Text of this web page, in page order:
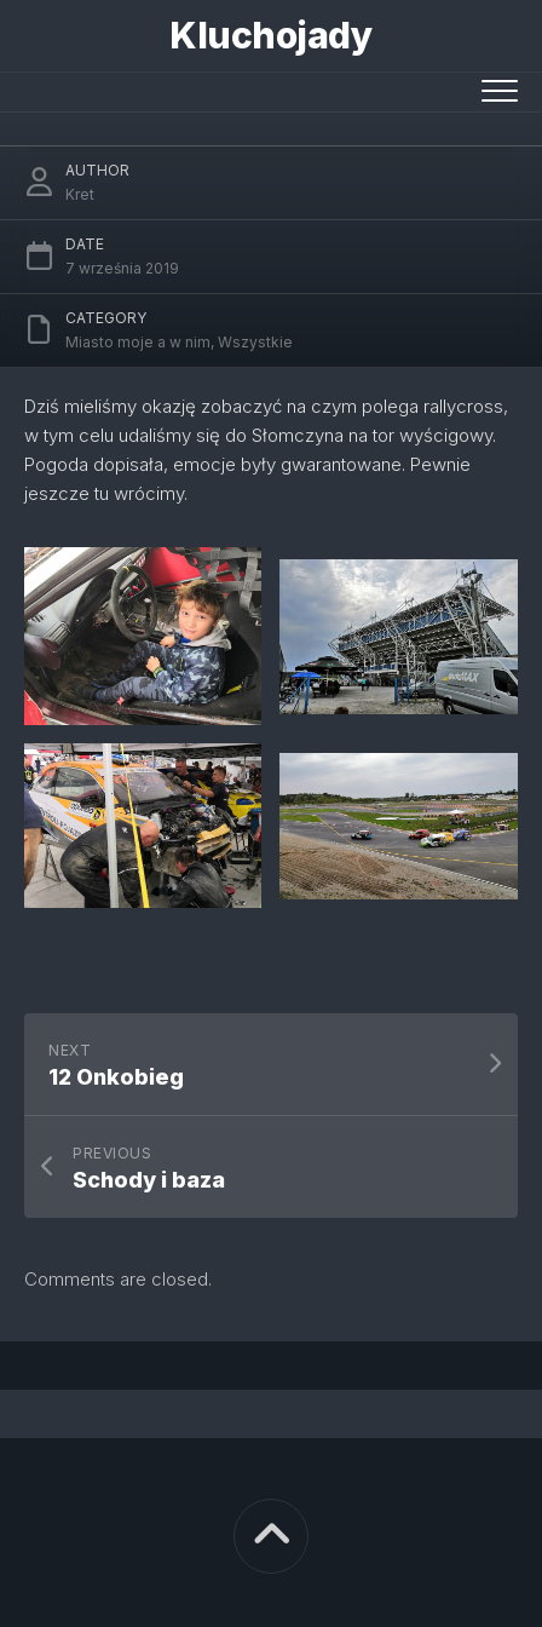
Kluchojady
AUTHOR
Kret
DATE
7 września 2019
CATEGORY
Miasto moje a w nim, Wszystkie
Dziś mieliśmy okazję zobaczyć na czym polega rallycross,
w tym celu udaliśmy się do Słomczyna na tor wyścigowy.
Pogoda dopisała, emocje były gwarantowane. Pewnie
jeszcze tu wrócimy.
NEXT
12 Onkobieg
PREVIOUS
Schody i baza
Comments are closed.